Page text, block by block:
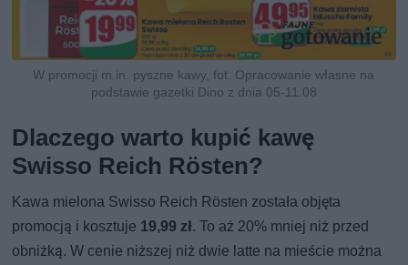
W promocji m.in. pyszne kawy, fot. Opracowanie własne na
podstawie gazetki Dino z dnia 05-11.08
Dlaczego warto kupić kawę
Swisso Reich Rösten?
Kawa mielona Swisso Reich Rösten została objęta
promocją i kosztuje 19,99 zł. To aż 20% mniej niż przed
obniżką. W cenie niższej niż dwie latte na mieście można